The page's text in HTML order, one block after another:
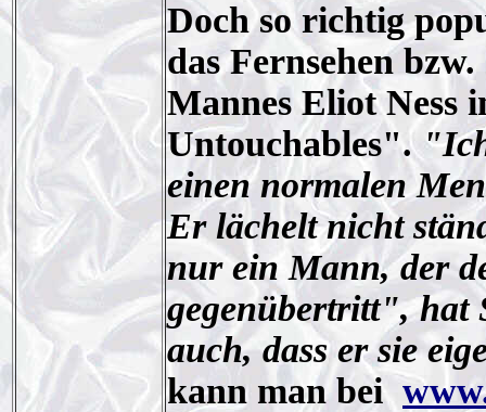
Doch so richtig
das Fernsehen
Mannes Eliot Ness
Untouchables".
einen normalen
Er lächelt nicht
nur ein Mann, der
gegenübertritt", hat
auch, dass er sie
kann man bei